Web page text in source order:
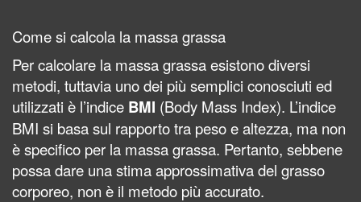
Come si calcola la massa grassa
Per calcolare la massa grassa esistono diversi
metodi, tuttavia uno dei più semplici conosciuti ed
utilizzati è l’indice BMI (Body Mass Index). L’indice
BMI si basa sul rapporto tra peso e altezza, ma non
è specifico per la massa grassa. Pertanto, sebbene
possa dare una stima approssimativa del grasso
corporeo, non è il metodo più accurato.